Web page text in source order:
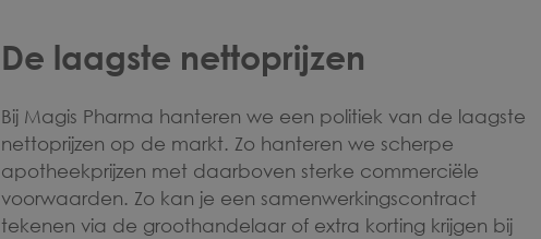
De laagste nettoprijzen
Bij Magis Pharma hanteren we een politiek van de laagste
nettoprijzen op de markt. Zo hanteren we scherpe
apotheekprijzen met daarboven sterke commerciële
voorwaarden. Zo kan je een samenwerkingscontract
tekenen via de groothandelaar of extra korting krijgen bij